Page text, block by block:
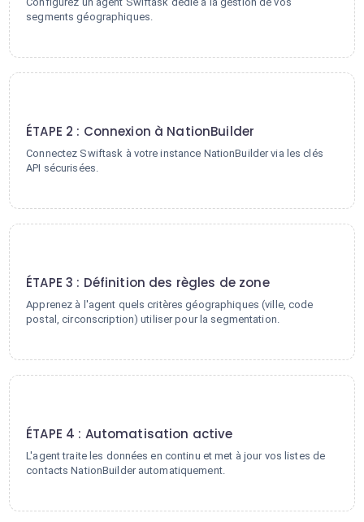
segments géographiques.
ÉTAPE 2 : Connexion à NationBuilder
Connectez Swiftask à votre instance NationBuilder via les clés
API sécurisées.
ÉTAPE 3 : Définition des règles de zone
Apprenez à l'agent quels critères géographiques (ville, code
postal, circonscription) utiliser pour la segmentation.
ÉTAPE 4 : Automatisation active
L'agent traite les données en continu et met à jour vos listes de
contacts NationBuilder automatiquement.